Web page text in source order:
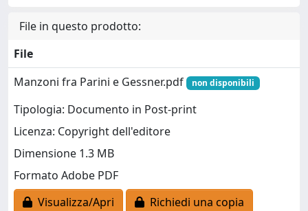
File in questo prodotto:
File
Manzoni fra Parini e Gessner.pdf
non disponibili
Tipologia: Documento in Post-print
Licenza: Copyright dell'editore
Dimensione 1.3 MB
Formato Adobe PDF
Visualizza/Apri
Richiedi una copia